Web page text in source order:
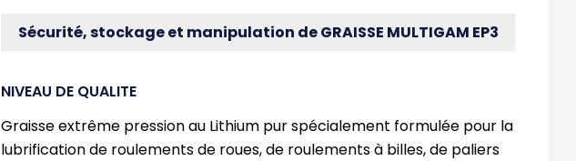
Sécurité, stockage et manipulation de GRAISSE MULTIGAM EP3
NIVEAU DE QUALITE
Graisse extrême pression au Lithium pur spécialement formulée pour la
lubrification de roulements de roues, de roulements à billes, de paliers